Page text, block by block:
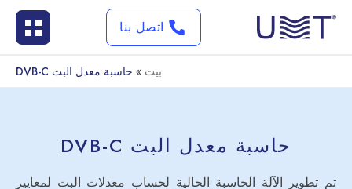
اتصل بنا
بيت » حاسبة معدل البت DVB-C
حاسبة معدل البت DVB-C
تم تطوير الآلة الحاسبة الحالية لحساب معدلات البت لمعايير